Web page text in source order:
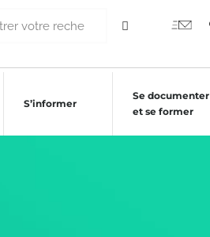
S’informer
Se documenter
et se former